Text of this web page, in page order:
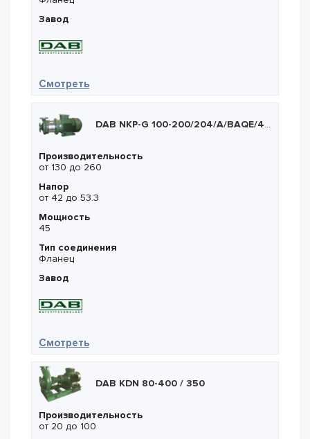
Завод
Смотреть— DAB DCM 50/880 T
DAB NKP-G 100-200/204/A/BAQE/45/2
Производительность
от 130 до 260
Напор
от 42 до 53.3
Мощность
45
Тип соединения
Фланец
Завод
Смотреть— DAB NKP-G 100-200/204/A/BAQE/45/2
DAB KDN 80-400 / 350
Производительность
от 20 до 100